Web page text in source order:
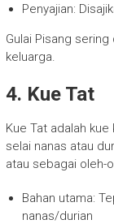
Penyajian:
Gulai Pisang
keluarga.
4. Kue Tat
Kue Tat adalah
selai nanas atau
atau sebagai oleh-
Bahan utama:
nanas/durian